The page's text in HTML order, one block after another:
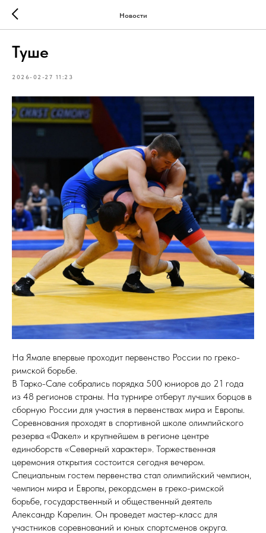
Новости
Туше
2026-02-27 11:23
На Ямале впервые проходит первенство России по греко-
римской борьбе.
В Тарко-Сале собрались порядка 500 юниоров до 21 года
из 48 регионов страны. На турнире отберут лучших борцов в
сборную России для участия в первенствах мира и Европы.
Соревнования проходят в спортивной школе олимпийского
резерва «Факел» и крупнейшем в регионе центре
единоборств «Северный характер». Торжественная
церемония открытия состоится сегодня вечером.
Специальным гостем первенства стал олимпийский чемпион,
чемпион мира и Европы, рекордсмен в греко-римской
борьбе, государственный и общественный деятель
Александр Карелин. Он проведет мастер-класс для
участников соревнований и юных спортсменов округа.